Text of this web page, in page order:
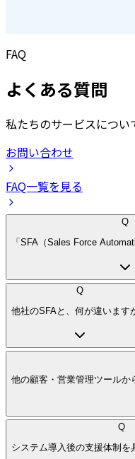
FAQ
よくある質問
私たちのサービスについ
お問い合わせ
FAQ一覧を見る
Q
「SFA（Sales Force
Q
他社のSFAと、何が違います
他の顧客・営業管理ツールか
Q
システム導入後の支援体制を